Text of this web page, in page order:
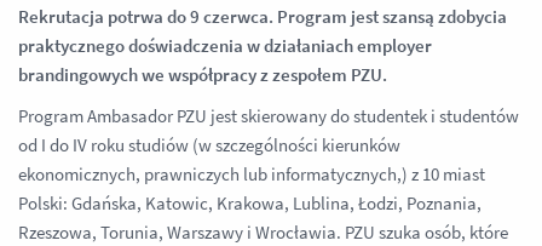
Rekrutacja potrwa do 9 czerwca. Program jest szansą zdobycia
praktycznego doświadczenia w działaniach employer
brandingowych we współpracy z zespołem PZU.
Program Ambasador PZU jest skierowany do studentek i studentów
od I do IV roku studiów (w szczególności kierunków
ekonomicznych, prawniczych lub informatycznych,) z 10 miast
Polski: Gdańska, Katowic, Krakowa, Lublina, Łodzi, Poznania,
Rzeszowa, Torunia, Warszawy i Wrocławia. PZU szuka osób, które